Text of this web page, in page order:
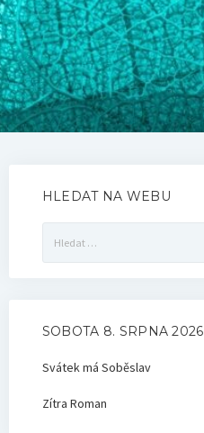
HLEDAT NA WEBU
SOBOTA 8. SRPNA 2026
Svátek má Soběslav
Zítra Roman